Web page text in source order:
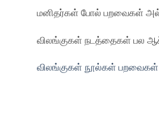
மனிதர்கள் போல் பறவைகள்
விலங்குகள் நடத்தைகள் பல
விலங்குகள் நூல்கள்